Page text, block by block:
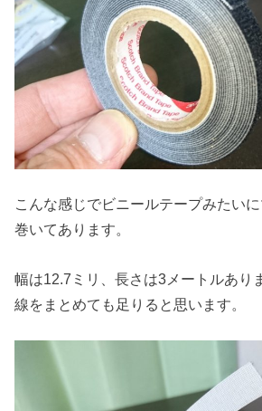
こんな感じでビニールテープみたい
巻いてあります。
幅は12.7ミリ、長さは3メートルあり
線をまとめても足りると思います。